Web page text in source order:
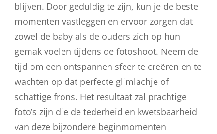
blijven. Door geduldig te zijn, kun je de beste
momenten vastleggen en ervoor zorgen dat
zowel de baby als de ouders zich op hun
gemak voelen tijdens de fotoshoot. Neem de
tijd om een ontspannen sfeer te creëren en te
wachten op dat perfecte glimlachje of
schattige frons. Het resultaat zal prachtige
foto’s zijn die de tederheid en kwetsbaarheid
van deze bijzondere beginmomenten